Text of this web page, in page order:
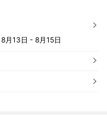
8月13日 - 8月15日